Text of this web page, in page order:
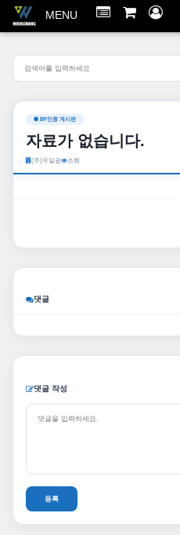
MENU
BF인증 게시판
자료가 없습니다.
(주)우일광 조회
댓글
댓글 작성